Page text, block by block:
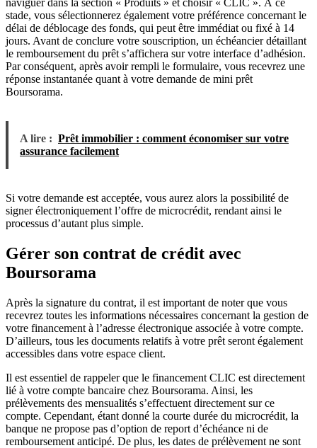
naviguer dans la section « Produits » et choisir « CLIC ». À ce
stade, vous sélectionnerez également votre préférence concernant le
délai de déblocage des fonds, qui peut être immédiat ou fixé à 14
jours. Avant de conclure votre souscription, un échéancier détaillant
le remboursement du prêt s’affichera sur votre interface d’adhésion.
Par conséquent, après avoir rempli le formulaire, vous recevrez une
réponse instantanée quant à votre demande de mini prêt
Boursorama.
A lire : Prêt immobilier : comment économiser sur votre
assurance facilement
Si votre demande est acceptée, vous aurez alors la possibilité de
signer électroniquement l’offre de microcrédit, rendant ainsi le
processus d’autant plus simple.
Gérer son contrat de crédit avec
Boursorama
Après la signature du contrat, il est important de noter que vous
recevrez toutes les informations nécessaires concernant la gestion de
votre financement à l’adresse électronique associée à votre compte.
D’ailleurs, tous les documents relatifs à votre prêt seront également
accessibles dans votre espace client.
Il est essentiel de rappeler que le financement CLIC est directement
lié à votre compte bancaire chez Boursorama. Ainsi, les
prélèvements des mensualités s’effectuent directement sur ce
compte. Cependant, étant donné la courte durée du microcrédit, la
banque ne propose pas d’option de report d’échéance ni de
remboursement anticipé. De plus, les dates de prélèvement ne sont